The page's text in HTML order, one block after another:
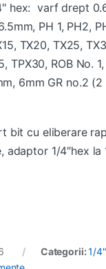
hex: varf drept
PH 1, PH2,
TX20, TX25,
TPX30, ROB No.
6mm GR no.2 (2
bit cu eliberare
adaptor 1/4″hex la
Categorii:1/